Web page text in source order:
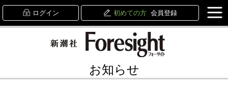
ログイン 初めての方 会員登録
お知らせ